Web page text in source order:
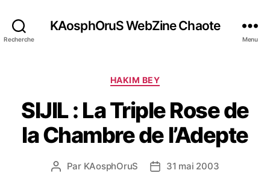
Recherche
KAosphOruS WebZine Chaote
Menu
C
t
é
g
o
i
HAKIM BEY
SIJIL : La Triple Rose de
la Chambre de l’Adepte
A Par KAosphOruS
D 31 mai 2003